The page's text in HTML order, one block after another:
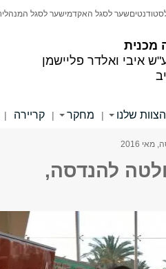
מכנית
איבי ואלדר פליישמן
שער לסגל האקדמישער לסגל המנהלי
הצוות שלנו | מחקר | קריירה |
2016
להנדסה,